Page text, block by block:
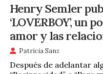
Henry Semler
‘LOVERBOY’,
amor y las
Patricia Sanz
Después de adelantar